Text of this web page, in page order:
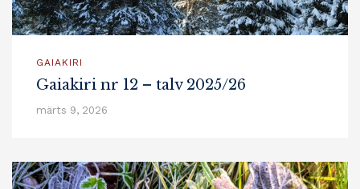
GAIAKIRI
Gaiakiri nr 12 – talv 2025/26
märts 9, 2026